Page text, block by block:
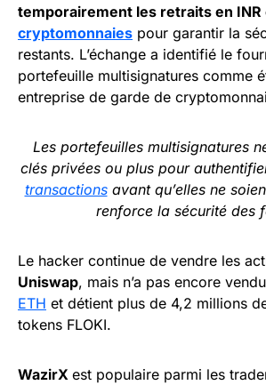
temporairement les retraits en INR
cryptomonnaies pour garantir la
restants. L’échange a identifié le
portefeuille multisignatures comme
entreprise de garde de
Les portefeuilles multisignatures
clés privées ou plus pour
transactionsavant qu’elles ne
renforce la sécurité des
Le hacker continue de vendre les
Uniswap, mais n’a pas encore
ETH et détient plus de 4,2 millions
tokens FLOKI.
WazirX est populaire parmi les